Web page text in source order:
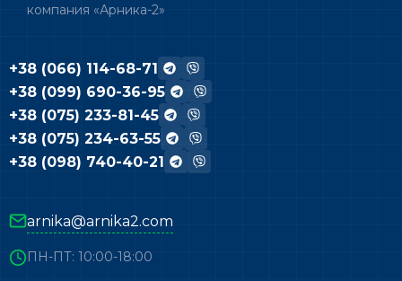
компания «Арника-2»
+38 (066) 114-68-71
+38 (099) 690-36-95
+38 (075) 233-81-45
+38 (075) 234-63-55
+38 (098) 740-40-21
arnika@arnika2.com
ПН-ПТ: 10:00-18:00